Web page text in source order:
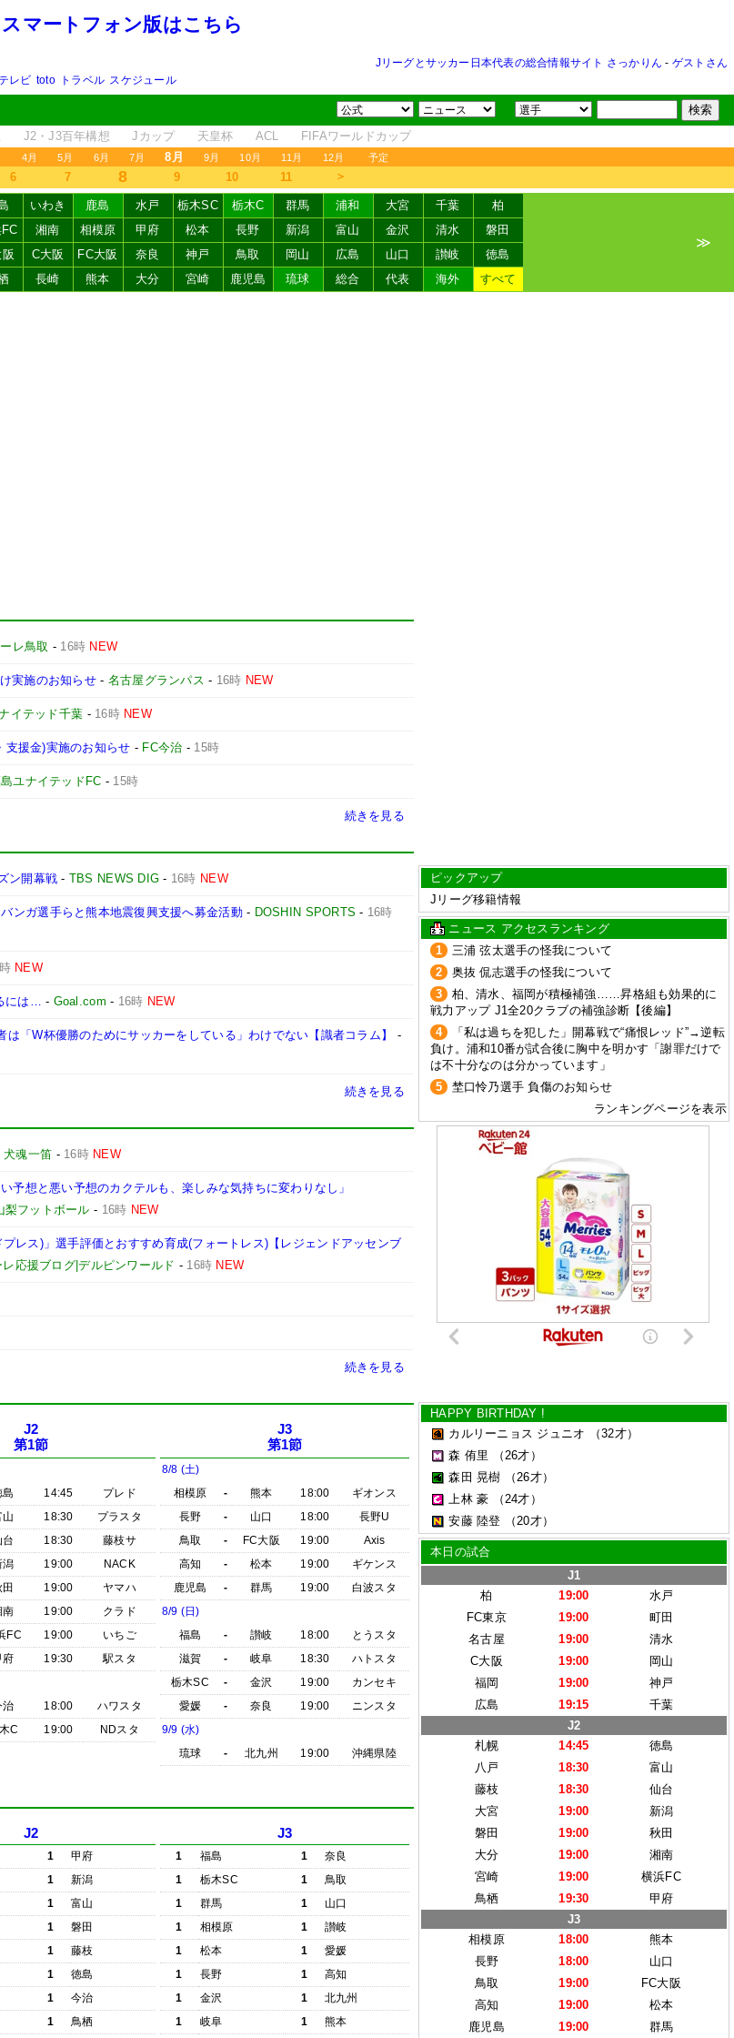
スマートフォン版はこちら
Jリーグとサッカー日本代表の総合情報サイト さっかりん - ゲストさん
レビ toto トラベル スケジュール
J2・J3百年構想 Jカップ 天皇杯 ACL FIFAワールドカップ
4月 5月 6月 7月 8月 9月 10月 11月 12月 予定
6 7 8 9 10 11 ＞
いわき 鹿島 水戸 栃木SC 栃木C 群馬 浦和 大宮 千葉
柏
湘南 相模原 甲府 松本 長野 新潟 富山 金沢 清水
磐田
C大阪 FC大阪 奈良 神戸 鳥取 岡山 広島 山口 讃岐
徳島
長崎 熊本 大分 宮崎 鹿児島 琉球 総合 代表 海外 すべて
≫
レ鳥取 - 16時 NEW
実施のお知らせ- 名古屋グランパス - 16時 NEW
イテッド千葉 - 16時 NEW
支援金)実施のお知らせ - FC今治 - 15時
ユナイテッドFC - 15時
続きを見る
ン開幕戦 - TBS NEWS DIG - 16時 NEW
ンガ選手らと熊本地震復興支援へ募金活動- DOSHIN SPORTS - 16時
NEW
には… - Goal.com - 16時 NEW
「W杯優勝のためにサッカーをしている」わけでない【識者コラム】
-
続きを見る
犬魂一笛 - 16時 NEW
予想と悪い予想のカクテルも、楽しみな気持ちに変わりなし」
梨フットボール - 16時 NEW
レス)」選手評価とおすすめ育成(フォートレス)【レジェンドアッセンブ
応援ブログ|デルピンワールド - 16時 NEW
続きを見る
J2
第1節
島 14:45
プレド
山 18:30
プラスタ
台 18:30
藤枝サ
潟 19:00
NACK
田 19:00
ヤマハ
南 19:00
クラド
FC 19:00
いちご
府 19:30
駅スタ
治 18:00
ハワスタ
C 19:00 NDスタ
J3
第1節
8/8 (土)
相模原
- 熊本 18:00
ギオンス
長野
- 山口 18:00
長野U
鳥取
- FC大阪 19:00
Axis
高知
- 松本 19:00
ギケンス
鹿児島
- 群馬 19:00
白波スタ
8/9 (日)
福島
- 讃岐 18:00
とうスタ
滋賀
- 岐阜 18:30
ハトスタ
栃木SC
- 金沢 19:00
カンセキ
愛媛
- 奈良 19:00
ニンスタ
9/9 (水)
琉球
- 北九州 19:00 沖縄県陸
J2
1
甲府
1
新潟
1
富山
1
磐田
1
藤枝
1
徳島
1
今治
1
鳥栖
J3
1 福島 1
奈良
1
栃木SC 1
鳥取
1
群馬 1
山口
1
相模原 1
讃岐
1
松本 1
愛媛
1
長野 1
高知
1
金沢 1
北九州
1
岐阜 1
熊本
ピックアップ
Jリーグ移籍情報
ニュース アクセスランキング
1
三浦 弦太選手の怪我について
2
奥抜 侃志選手の怪我について
3
柏、清水、福岡が積極補強……昇格組も効果的に
戦力アップ J1全20クラブの補強診断【後編】
4
「私は過ちを犯した」開幕戦で“痛恨レッド”→逆転
負け。浦和10番が試合後に胸中を明かす「謝罪だけで
は不十分なのは分かっています」
5
埜口怜乃選手 負傷のお知らせ
ランキングページを表示
HAPPY BIRTHDAY !
カルリーニョス ジュニオ
（32才）
森 侑里
（26才）
森田 晃樹
（26才）
上林 豪
（24才）
安藤 陸登
（20才）
本日の試合
J1
柏
19:00
水戸
FC東京
19:00
町田
名古屋
19:00
清水
C大阪
19:00
岡山
福岡
19:00
神戸
広島
19:15
千葉
J2
札幌
14:45
徳島
八戸
18:30
富山
藤枝
18:30
仙台
大宮
19:00
新潟
磐田
19:00
秋田
大分
19:00
湘南
宮崎
19:00
横浜FC
鳥栖
19:30
甲府
J3
相模原
18:00
熊本
長野
18:00
山口
鳥取
19:00
FC大阪
高知
19:00
松本
鹿児島
19:00 群馬